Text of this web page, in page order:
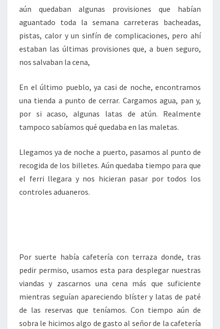
aún quedaban algunas provisiones que habían
aguantado toda la semana carreteras bacheadas,
pistas, calor y un sinfín de complicaciones, pero ahí
estaban las últimas provisiones que, a buen seguro,
nos salvaban la cena,
En el último pueblo, ya casi de noche, encontramos
una tienda a punto de cerrar. Cargamos agua, pan y,
por si acaso, algunas latas de atún. Realmente
tampoco sabíamos qué quedaba en las maletas.
Llegamos ya de noche a puerto, pasamos al punto de
recogida de los billetes. Aún quedaba tiempo para que
el ferri llegara y nos hicieran pasar por todos los
controles aduaneros.
Por suerte había cafetería con terraza donde, tras
pedir permiso, usamos esta para desplegar nuestras
viandas y zascarnos una cena más que suficiente
mientras seguían apareciendo blíster y latas de paté
de las reservas que teníamos. Con tiempo aún de
sobra le hicimos algo de gasto al señor de la cafetería